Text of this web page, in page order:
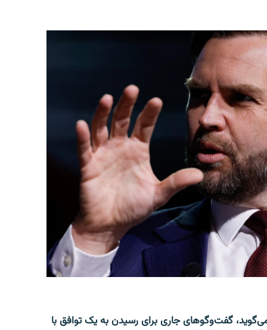
گفت‌وگوهای جاری برای رسیدن به یک توافق با